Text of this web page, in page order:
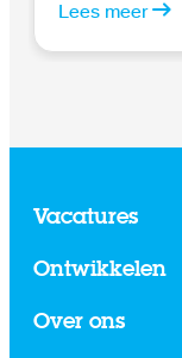
Daarnaast
om in het
Lees meer
Vacatures
Ontwikkelen
Over ons